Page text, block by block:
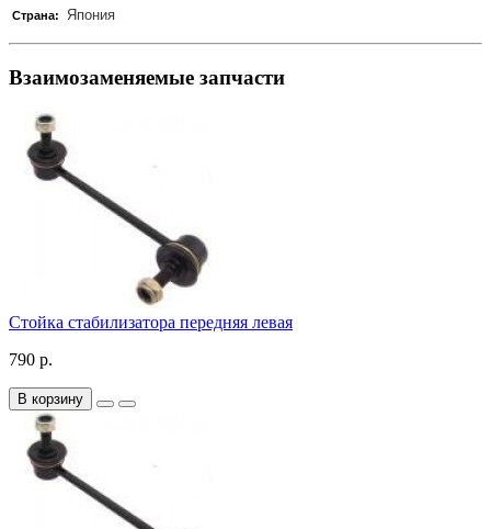
Страна: Япония
Взаимозаменяемые запчасти
Стойка стабилизатора передняя левая
790 р.
В корзину